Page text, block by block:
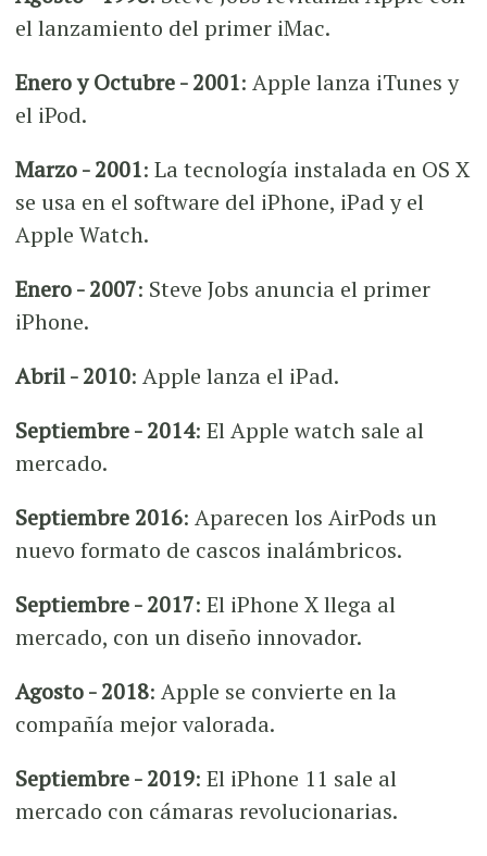
el lanzamiento del primer iMac.
Enero y Octubre - 2001: Apple lanza iTunes y
el iPod.
Marzo - 2001: La tecnología instalada en OS X
se usa en el software del iPhone, iPad y el
Apple Watch.
Enero - 2007: Steve Jobs anuncia el primer
iPhone.
Abril - 2010: Apple lanza el iPad.
Septiembre - 2014: El Apple watch sale al
mercado.
Septiembre 2016: Aparecen los AirPods un
nuevo formato de cascos inalámbricos.
Septiembre - 2017: El iPhone X llega al
mercado, con un diseño innovador.
Agosto - 2018: Apple se convierte en la
compañía mejor valorada.
Septiembre - 2019: El iPhone 11 sale al
mercado con cámaras revolucionarias.